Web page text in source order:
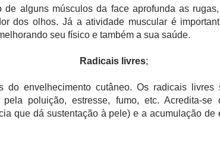
de alguns músculos da face aprofunda as
dos olhos. Já a atividade muscular é
seu físico e também a sua saúde.
Radicais livres;
do envelhecimento cutâneo. Os radicais
poluição, estresse, fumo, etc. Acredita-
que dá sustentação à pele) e a acumulação